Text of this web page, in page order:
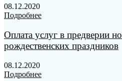
08.12.2020
Подробнее
Оплата услуг в предверии
рождественских праздников
08.12.2020
Подробнее